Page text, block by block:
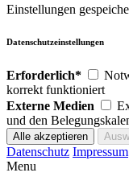
Einstellungen
Datenschutzeinstellungen
Erforderlich*
korrekt funktioniert
Externe Medien
und den
Datenschutz Impressum
Menu